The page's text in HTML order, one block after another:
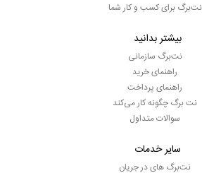
نت‌برگ برای کسب و کار شما
بیشتر بدانید
نت‌برگ سازمانی
راهنمای خرید
راهنمای پرداخت
نت برگ چگونه کار می‌کند
سوالات متداول
سایر خدمات
نت‌برگ های در جریان